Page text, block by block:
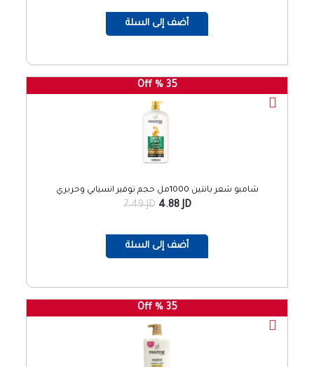
أضف إلى السلة
35 % Off
شامبو شعر بانتين 1000مل حجم توفير انسيابي وحريري
7.49 JD4.88 JD
أضف إلى السلة
35 % Off